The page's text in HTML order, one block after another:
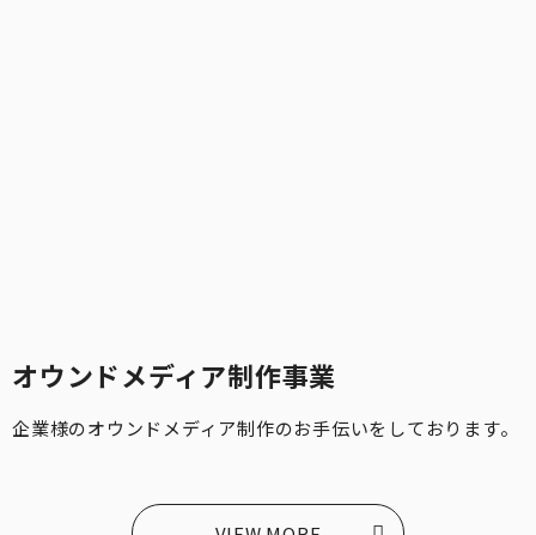
オウンドメディア制作事業
企業様のオウンドメディア制作のお手伝いをしております。